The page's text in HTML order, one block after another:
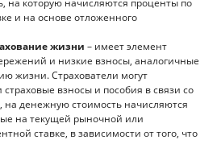
на которую начисляются проценты по
и на основе отложенного
жизни – имеет элемент
и низкие взносы, аналогичные
жизни. Страхователи могут
страховые взносы и пособия в связи со
на денежную стоимость начисляются
на текущей рыночной или
ставке, в зависимости от того, что